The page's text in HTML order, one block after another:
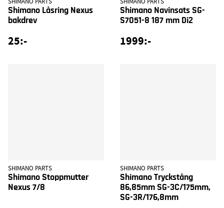
Shimano Låsring Nexus
bakdrev
25:-
Shimano Navinsats SG-
S7051-8 187 mm Di2
1999:-
SHIMANO PARTS
Shimano Stoppmutter
Nexus 7/8
SHIMANO PARTS
Shimano Tryckstång
86,85mm SG-3C/175mm,
SG-3R/176,8mm